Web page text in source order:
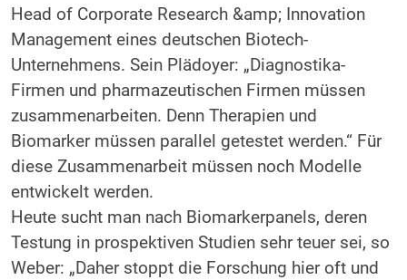
Head of Corporate Research &amp; Innovation
Management eines deutschen Biotech-
Unternehmens. Sein Plädoyer: „Diagnostika-
Firmen und pharmazeutischen Firmen müssen
zusammenarbeiten. Denn Therapien und
Biomarker müssen parallel getestet werden.“ Für
diese Zusammenarbeit müssen noch Modelle
entwickelt werden.
Heute sucht man nach Biomarkerpanels, deren
Testung in prospektiven Studien sehr teuer sei, so
Weber: „Daher stoppt die Forschung hier oft und